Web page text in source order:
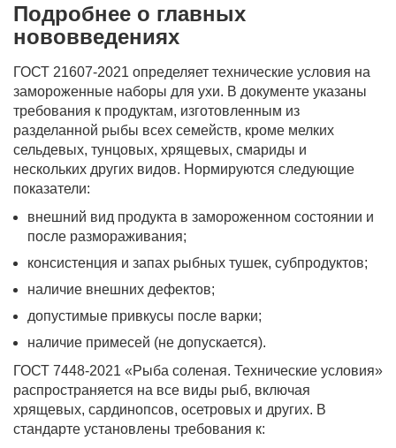
Подробнее о главных
нововведениях
ГОСТ 21607-2021 определяет технические условия на
замороженные наборы для ухи. В документе указаны
требования к продуктам, изготовленным из
разделанной рыбы всех семейств, кроме мелких
сельдевых, тунцовых, хрящевых, смариды и
нескольких других видов. Нормируются следующие
показатели:
внешний вид продукта в замороженном состоянии и
после размораживания;
консистенция и запах рыбных тушек, субпродуктов;
наличие внешних дефектов;
допустимые привкусы после варки;
наличие примесей (не допускается).
ГОСТ 7448-2021 «Рыба соленая. Технические условия»
распространяется на все виды рыб, включая
хрящевых, сардинопсов, осетровых и других. В
стандарте установлены требования к: